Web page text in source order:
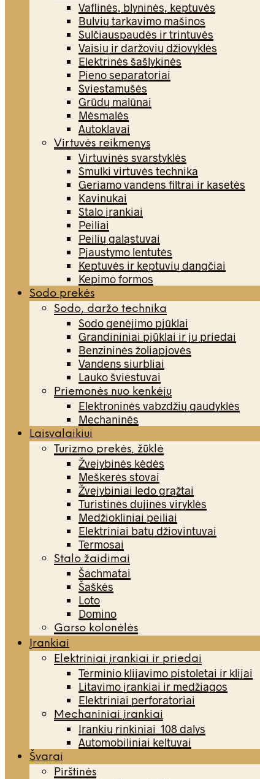
Vaflinės, blyninės, keptuvės
Bulvių tarkavimo mašinos
Sulčiauspaudės ir trintuvės
Vaisių ir daržovių džiovyklės
Elektrinės šašlykinės
Pieno separatoriai
Sviestamušės
Grūdų malūnai
Mėsmalės
Autoklavai
Virtuvės reikmenys
Virtuvinės svarstyklės
Smulki virtuvės technika
Geriamo vandens filtrai ir kasetės
Kavinukai
Stalo įrankiai
Peiliai
Peilių galąstuvai
Pjaustymo lentutės
Keptuvės ir keptuvių dangčiai
Kepimo formos
Sodo prekės
Sodo, daržo technika
Sodo genėjimo pjūklai
Grandininiai pjūklai ir jų priedai
Benzininės žoliapjovės
Vandens siurbliai
Lauko šviestuvai
Priemonės nuo kenkėjų
Elektroninės vabzdžių gaudyklės
Mechaninės
Laisvalaikiui
Turizmo prekės, žūklė
Žvejybinės kėdės
Meškerės stovai
Žvejybiniai ledo grąžtai
Turistinės dujinės viryklės
Medžiokliniai peiliai
Elektriniai batų džiovintuvai
Termosai
Stalo žaidimai
Šachmatai
Šaškės
Loto
Domino
Garso kolonėlės
Įrankiai
Elektriniai įrankiai ir priedai
Terminio klijavimo pistoletai ir klijai
Litavimo įrankiai ir medžiagos
Elektriniai perforatoriai
Mechaniniai įrankiai
Įrankių rinkiniai 108 dalys
Automobiliniai keltuvai
Švarai
Pirštinės